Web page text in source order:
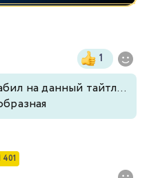
1
на данный тайтл...
401